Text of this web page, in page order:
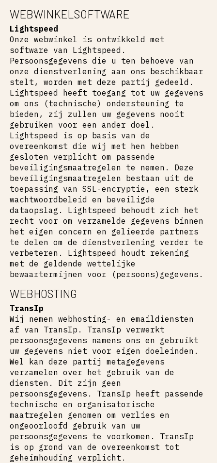
WEBWINKELSOFTWARE
Lightspeed
Onze webwinkel is ontwikkeld met
software van Lightspeed.
Persoonsgegevens die u ten behoeve van
onze dienstverlening aan ons beschikbaar
stelt, worden met deze partij gedeeld.
Lightspeed heeft toegang tot uw gegevens
om ons (technische) ondersteuning te
bieden, zij zullen uw gegevens nooit
gebruiken voor een ander doel.
Lightspeed is op basis van de
overeenkomst die wij met hen hebben
gesloten verplicht om passende
beveiligingsmaatregelen te nemen. Deze
beveiligingsmaatregelen bestaan uit de
toepassing van SSL-encryptie, een sterk
wachtwoordbeleid en beveiligde
dataopslag. Lightspeed behoudt zich het
recht voor om verzamelde gegevens binnen
het eigen concern en gelieerde partners
te delen om de dienstverlening verder te
verbeteren. Lightspeed houdt rekening
met de geldende wettelijke
bewaartermijnen voor (persoons)gegevens.
WEBHOSTING
TransIp
Wij nemen webhosting- en emaildiensten
af van TransIp. TransIp verwerkt
persoonsgegevens namens ons en gebruikt
uw gegevens niet voor eigen doeleinden.
Wel kan deze partij metagegevens
verzamelen over het gebruik van de
diensten. Dit zijn geen
persoonsgegevens. TransIp heeft passende
technische en organisatorische
maatregelen genomen om verlies en
ongeoorloofd gebruik van uw
persoonsgegevens te voorkomen. TransIp
is op grond van de overeenkomst tot
geheimhouding verplicht.